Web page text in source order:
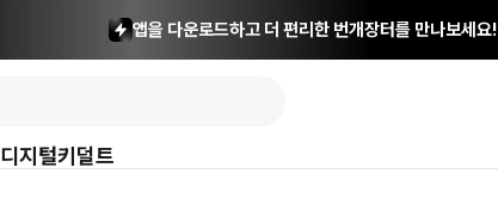
앱을 다운로드하고 더 편리한 번개장터를 만나보세요!
디지털키덜트